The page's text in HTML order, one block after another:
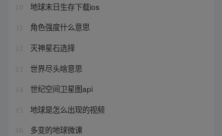
10 地球末日生存下载ios
角色强度什么意思
12 灭神星石选择
13 世界尽头啥意思
14 世纪空间卫星图api
15 地球是怎么出现的视频
16 多变的地球微课